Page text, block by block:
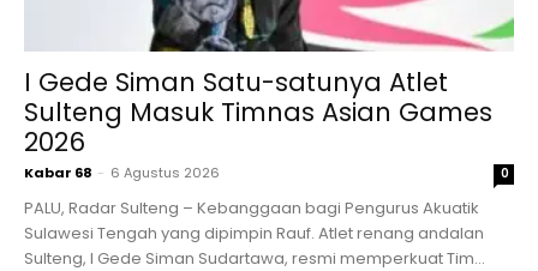
I Gede Siman Satu-satunya Atlet
Sulteng Masuk Timnas Asian Games
2026
Kabar 68 - 6 Agustus 2026 0
PALU, Radar Sulteng – Kebanggaan bagi Pengurus Akuatik
Sulawesi Tengah yang dipimpin Rauf. Atlet renang andalan
Sulteng, I Gede Siman Sudartawa, resmi memperkuat Tim...